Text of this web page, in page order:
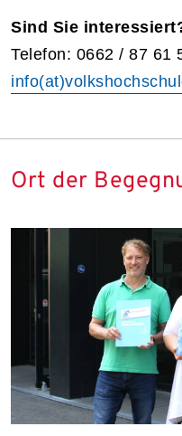
Sind Sie
Telefon: 0662 / 87 61
Ort der